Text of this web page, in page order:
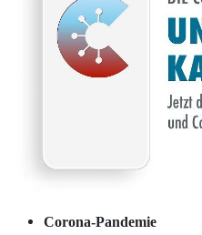
Corona-Pandemie